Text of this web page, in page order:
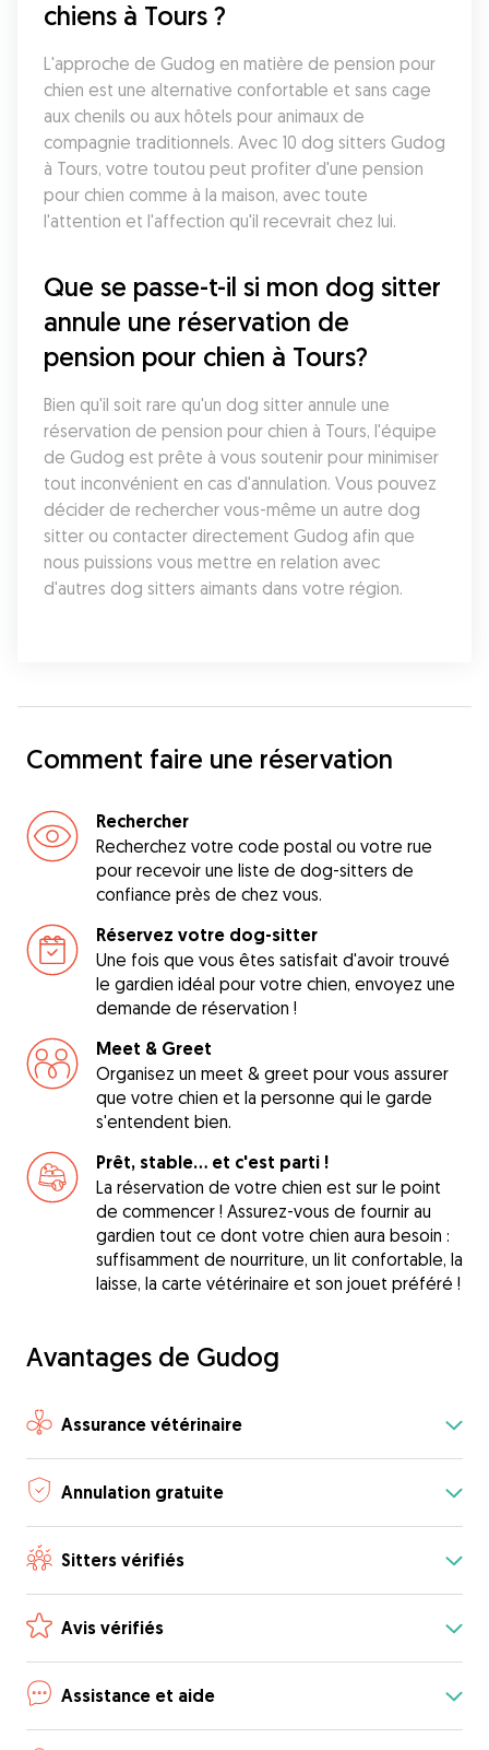
chiens à Tours ?
L'approche de Gudog en matière de pension pour
chien est une alternative confortable et sans cage
aux chenils ou aux hôtels pour animaux de
compagnie traditionnels. Avec 10 dog sitters Gudog
à Tours, votre toutou peut profiter d'une pension
pour chien comme à la maison, avec toute
l'attention et l'affection qu'il recevrait chez lui.
Que se passe-t-il si mon dog sitter
annule une réservation de
pension pour chien à Tours?
Bien qu'il soit rare qu'un dog sitter annule une
réservation de pension pour chien à Tours, l'équipe
de Gudog est prête à vous soutenir pour minimiser
tout inconvénient en cas d'annulation. Vous pouvez
décider de rechercher vous-même un autre dog
sitter ou contacter directement Gudog afin que
nous puissions vous mettre en relation avec
d'autres dog sitters aimants dans votre région.
Comment faire une réservation
Rechercher
Recherchez votre code postal ou votre rue
pour recevoir une liste de dog-sitters de
confiance près de chez vous.
Réservez votre dog-sitter
Une fois que vous êtes satisfait d'avoir trouvé
le gardien idéal pour votre chien, envoyez une
demande de réservation !
Meet & Greet
Organisez un meet & greet pour vous assurer
que votre chien et la personne qui le garde
s'entendent bien.
Prêt, stable... et c'est parti !
La réservation de votre chien est sur le point
de commencer ! Assurez-vous de fournir au
gardien tout ce dont votre chien aura besoin :
suffisamment de nourriture, un lit confortable, la
laisse, la carte vétérinaire et son jouet préféré !
Avantages de Gudog
Assurance vétérinaire
Annulation gratuite
Sitters vérifiés
Avis vérifiés
Assistance et aide